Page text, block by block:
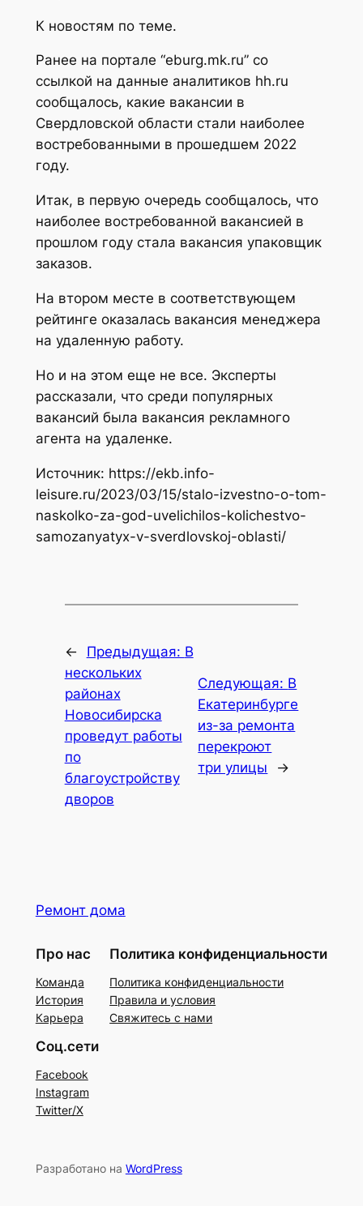
К новостям по теме.
Ранее на портале “eburg.mk.ru” со
ссылкой на данные аналитиков hh.ru
сообщалось, какие вакансии в
Свердловской области стали наиболее
востребованными в прошедшем 2022
году.
Итак, в первую очередь сообщалось, что
наиболее востребованной вакансией в
прошлом году стала вакансия упаковщик
заказов.
На втором месте в соответствующем
рейтинге оказалась вакансия менеджера
на удаленную работу.
Но и на этом еще не все. Эксперты
рассказали, что среди популярных
вакансий была вакансия рекламного
агента на удаленке.
Источник: https://ekb.info-
leisure.ru/2023/03/15/stalo-izvestno-o-tom-
naskolko-za-god-uvelichilos-kolichestvo-
samozanyatyx-v-sverdlovskoj-oblasti/
← Предыдущая: В
нескольких
районах
Новосибирска
проведут работы
по
благоустройству
дворов
Следующая: В
Екатеринбурге
из-за ремонта
перекроют
три улицы
→
Ремонт дома
Про нас
Команда
История
Карьера
Политика конфиденциальности
Политика конфиденциальности
Правила и условия
Свяжитесь с нами
Соц.сети
Facebook
Instagram
Twitter/X
Разработано на WordPress